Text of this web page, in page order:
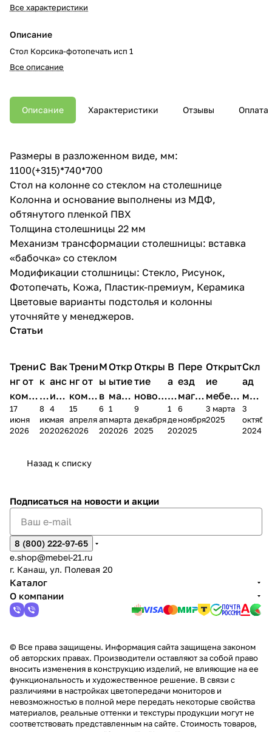
Все характеристики
Описание
Стол Корсика-фотопечать исп 1
Все описание
Описание Характеристики Отзывы Оплата
Размеры в разложенном виде, мм:
1100(+315)*740*700
Стол на колонне со стеклом на столешнице
Колонна и основание выполнены из МДФ,
обтянутого пленкой ПВХ
Толщина столешницы 22 мм
Механизм трансформации столешницы: вставка
«бабочка» со стеклом
Модификации столшницы: Стекло, Рисунок,
Фотопечать, Кожа, Пластик-премиум, Керамика
Цветовые варианты подстолья и колонны
уточняйте у менеджеров.
Статьи
Трени
нг от
комп
ании
Мело
17
июня
2026
С
к
и
д
к
2
8
июня
2026
Вак
анс
ия в
Чеб
окс
4
мая
2026
Трени
нг от
комп
ании
Мело
15
апреля
2026
М
ы
в
М
А
6
апреля
2026
Откр
ытие
мага
зина
в
1
марта
2026
Откры
тие
новог
о
магаз
9
декабря
2025
В
а
к
а
н
1
декабря
2025
Пере
езд
магаз
ина в
г.
6
ноября
2025
Открыт
ие
мебель
ного
салона
3 марта
2025
Скл
ад
меб
ели
пер
3
2024
Назад к списку
Подписаться на новости и акции
8 (800) 222-97-65
e.shop@mebel-21.ru
г. Канаш, ул. Полевая 20
Каталог
О компании
© Все права защищены. Информация сайта защищена законом
об авторских правах. Производители оставляют за собой право
вносить изменения в конструкцию изделий, не влияющие на ее
функциональность и художественное решение. В связи с
различиями в настройках цветопередачи мониторов и
невозможностью в полной мере передать некоторые свойства
материалов, реальные оттенки и текстуры продукции могут не
соответствовать представленным на сайте. Стоимость товаров,